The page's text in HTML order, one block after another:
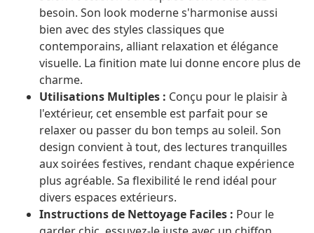
besoin. Son look moderne s'harmonise aussi
bien avec des styles classiques que
contemporains, alliant relaxation et élégance
visuelle. La finition mate lui donne encore plus de
charme.
Utilisations Multiples : Conçu pour le plaisir à
l'extérieur, cet ensemble est parfait pour se
relaxer ou passer du bon temps au soleil. Son
design convient à tout, des lectures tranquilles
aux soirées festives, rendant chaque expérience
plus agréable. Sa flexibilité le rend idéal pour
divers espaces extérieurs.
Instructions de Nettoyage Faciles : Pour le